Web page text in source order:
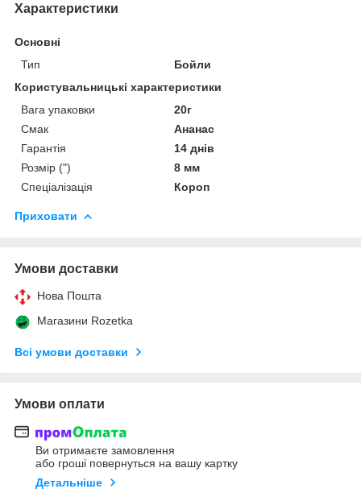
Характеристики
Основні
Тип
Бойли
Користувальницькі характеристики
Вага упаковки
20г
Смак
Ананас
Гарантія
14 днів
Розмір (")
8 мм
Спеціалізація
Короп
Приховати
Умови доставки
Нова Пошта
Магазини Rozetka
Всі умови доставки
Умови оплати
Ви отримаєте замовлення
або гроші повернуться на вашу картку
Детальніше